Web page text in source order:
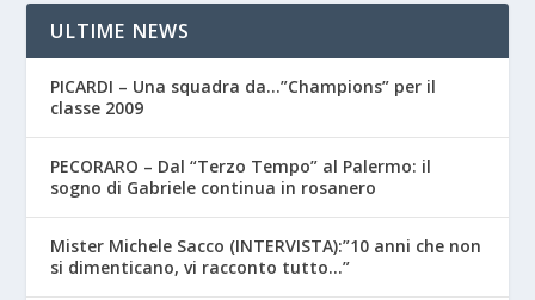
ULTIME NEWS
PICARDI – Una squadra da…”Champions” per il
classe 2009
PECORARO – Dal “Terzo Tempo” al Palermo: il
sogno di Gabriele continua in rosanero
Mister Michele Sacco (INTERVISTA):”10 anni che non
si dimenticano, vi racconto tutto…”